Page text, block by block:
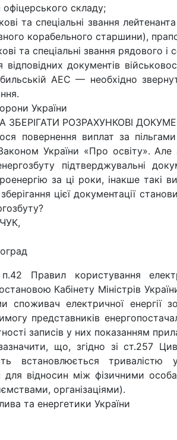
офіцерського складу;
та спеціальні звання
корабельного старшини),
та спеціальні звання рядового і
документів
АЕС — необхідно
України
ЗБЕРІГАТИ РОЗРАХУНКОВІ
повернення виплат за
України «Про освіту».
підтверджувальні
за ці роки, інакше такі
цієї документації
Правил користування
Кабінету Міністрів
споживач електричної енергії
представників
записів у них показанням
що, згідно зі ст.257
встановлюється
для відносин між фізичними
організаціями).
та енергетики України